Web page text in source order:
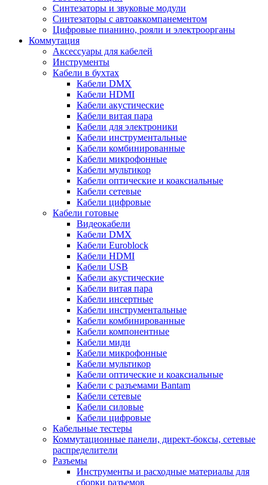
Синтезаторы и звуковые модули
Синтезаторы с автоаккомпанементом
Цифровые пианино, рояли и электроорганы
Коммутация
Аксессуары для кабелей
Инструменты
Кабели в бухтах
Кабели DMX
Кабели HDMI
Кабели акустические
Кабели витая пара
Кабели для электроники
Кабели инструментальные
Кабели комбинированные
Кабели микрофонные
Кабели мультикор
Кабели оптические и коаксиальные
Кабели сетевые
Кабели цифровые
Кабели готовые
Видеокабели
Кабели DMX
Кабели Euroblock
Кабели HDMI
Кабели USB
Кабели акустические
Кабели витая пара
Кабели инсертные
Кабели инструментальные
Кабели комбинированные
Кабели компонентные
Кабели миди
Кабели микрофонные
Кабели мультикор
Кабели оптические и коаксиальные
Кабели с разъемами Bantam
Кабели сетевые
Кабели силовые
Кабели цифровые
Кабельные тестеры
Коммутационные панели, директ-боксы, сетевые
распределители
Разъемы
Инструменты и расходные материалы для
сборки разъемов